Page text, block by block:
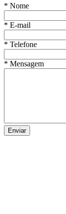
* Nome
* E-mail
* Telefone
* Mensagem
Enviar